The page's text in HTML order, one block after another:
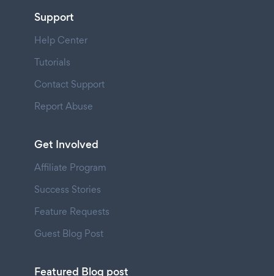
Support
Help Center
Tutorials
Contact Support
Report Abuse
Get Involved
Affiliate Program
Success Stories
Feature Requests
Guest Blog Post
Featured Blog post